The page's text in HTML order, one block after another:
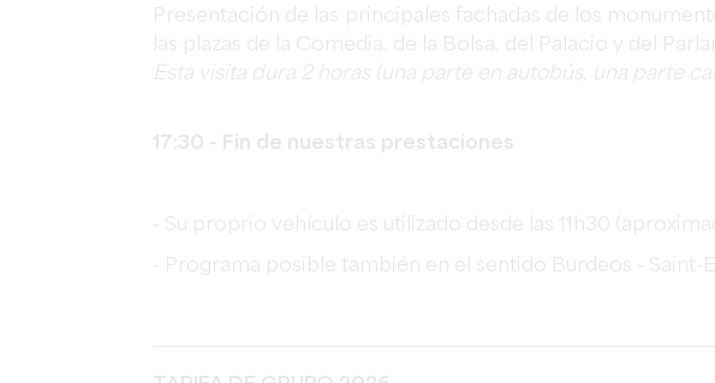
Presentación de las principales fachadas de los
las plazas de la Comedia, de la Bolsa, del Palacio y del
Esta visita dura 2 horas (una parte en autobús, una parte
17:30 - Fin de nuestras prestaciones
- Su proprio vehículo es utilizado desde las 11h30
- Programa posible también en el sentido Burdeos - Saint-